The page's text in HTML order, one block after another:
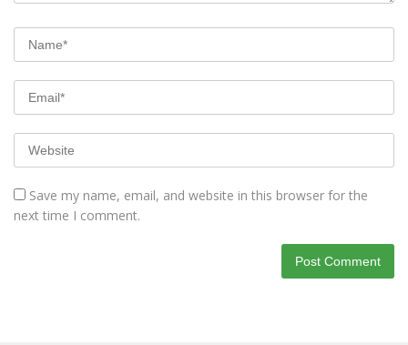
Save my name, email, and website in this browser for the
next time I comment.